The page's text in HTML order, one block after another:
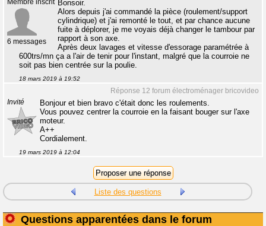
Membre inscrit
6 messages
Bonsoir.
Alors depuis j'ai commandé la pièce (roulement/support
cylindrique) et j'ai remonté le tout, et par chance aucune
fuite à déplorer, je me voyais déjà changer le tambour par
rapport à son axe.
Après deux lavages et vitesse d'essorage paramétrée à
600trs/mn ça a l'air de tenir pour l'instant, malgré que la courroie ne
soit pas bien centrée sur la poulie.
18 mars 2019 à 19:52
Réponse 12 forum électroménager bricovideo
Invité
Bonjour et bien bravo c'était donc les roulements.
Vous pouvez centrer la courroie en la faisant bouger sur l'axe
moteur.
A++
Cordialement.
19 mars 2019 à 12:04
Liste des questions
Questions apparentées dans le forum